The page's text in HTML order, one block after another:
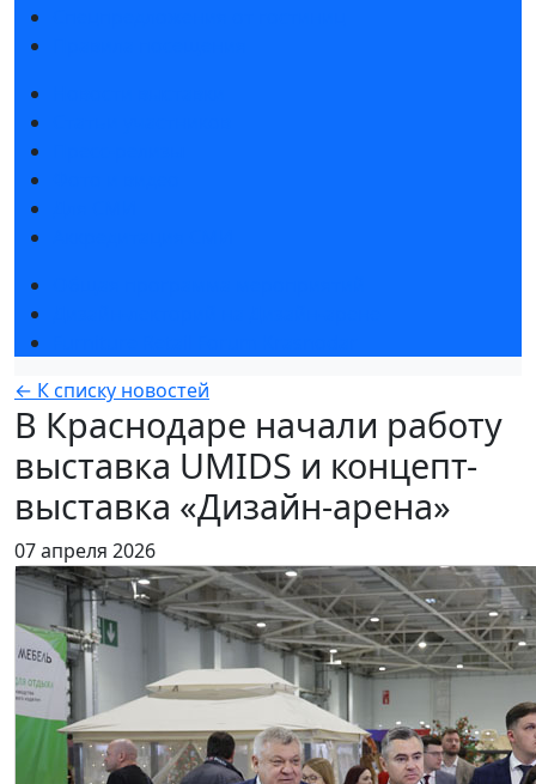
← К списку новостей
В Краснодаре начали работу
выставка UMIDS и концепт-
выставка «Дизайн-арена»
07 апреля 2026